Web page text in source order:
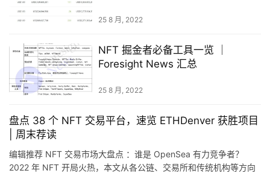
快
a
r
9
9
9
25 8 月, 2022
NFT 掘金者必备工具一览 ｜
Foresight News 汇总
25 8 月, 2022
盘点 38 个 NFT 交易平台，速览 ETHDenver 获胜项目
| 周末荐读
编辑推荐 NFT 交易市场大盘点 ：谁是 OpenSea 有力竞争者？
2022 年 NFT 开局火热，本文从各公链、交易所和传统机构等方向